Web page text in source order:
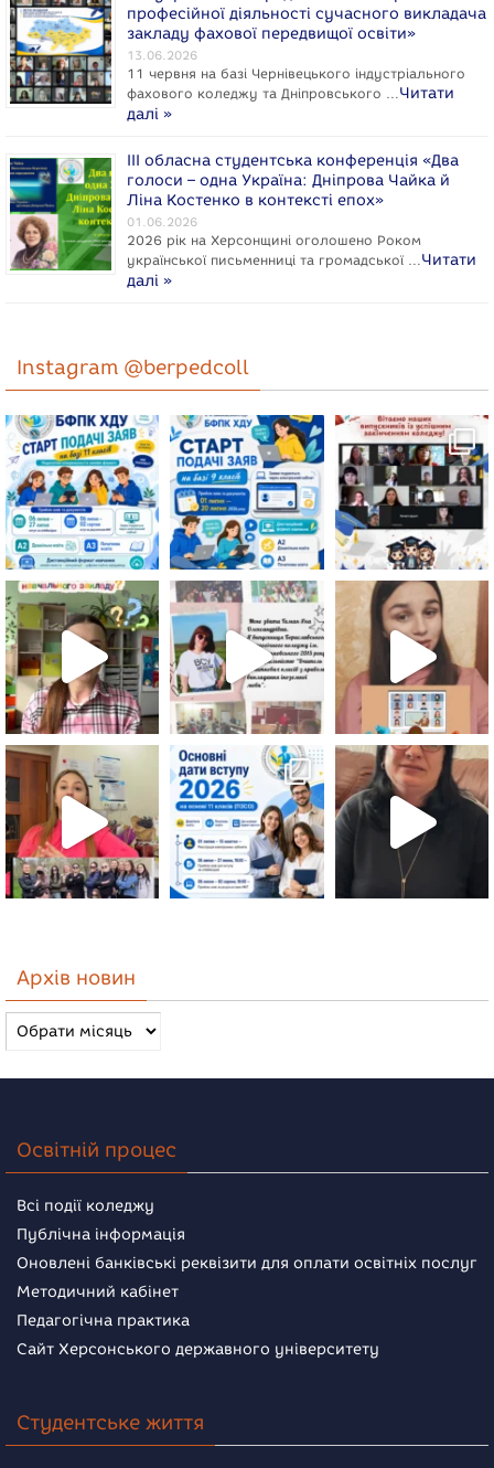
професійної діяльності сучасного викладача
закладу фахової передвищої освіти»
13.06.2026
11 червня на базі Чернівецького індустріального
фахового коледжу та Дніпровського …Читати
далі »
ІІІ обласна студентська конференція «Два
голоси – одна Україна: Дніпрова Чайка й
Ліна Костенко в контексті епох»
01.06.2026
2026 рік на Херсонщині оголошено Роком
укpaїнcької письменниці та громадської …Читати
далі »
Instagram @berpedcoll
Архів новин
Архів
новин
Освітній процес
Всі події коледжу
Публічна інформація
Оновлені банківські реквізити для оплати освітніх послуг
Методичний кабінет
Педагогічна практика
Сайт Херсонського державного університету
Студентське життя